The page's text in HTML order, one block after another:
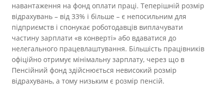
навантаження на фонд оплати праці. Теперішній розмір
відрахувань – від 33% і більше – є непосильним для
підприємств і спонукає роботодавців виплачувати
частину зарплати «в конверті» або вдаватися до
нелегального працевлаштування. Більшість працівників
офіційно отримує мінімальну зарплату, через що в
Пенсійний фонд здійснюється невисокий розмір
відрахувань, а тому низьким є розмір пенсій.